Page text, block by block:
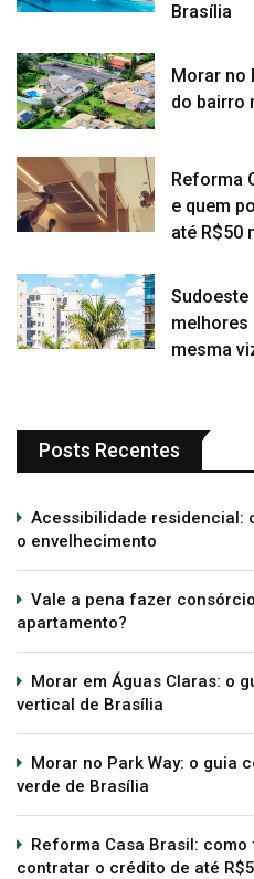
Brasília
Morar no
do bairro
Reforma
e quem
até R$50
Sudoeste
melhores
mesma
Posts Recentes
Acessibilidade residencial:
o envelhecimento
Vale a pena fazer
apartamento?
Morar em Águas Claras: o
vertical de Brasília
Morar no Park Way: o guia
verde de Brasília
Reforma Casa Brasil:
contratar o crédito de até